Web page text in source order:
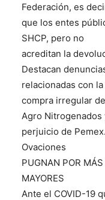
Federación, es
que los entes
SHCP, pero no
acreditan la
Destacan
relacionadas con
compra irregular de
Agro
perjuicio de Pemex.
Ovaciones
PUGNAN POR
MAYORES
Ante el COVID-19